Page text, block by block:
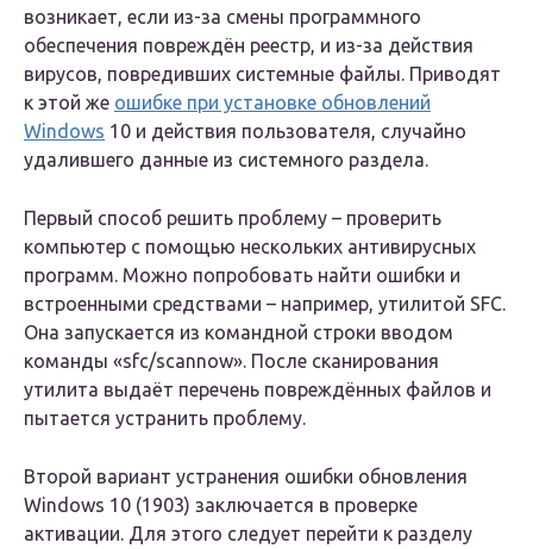
возникает, если из-за смены программного
обеспечения повреждён реестр, и из-за действия
вирусов, повредивших системные файлы. Приводят
к этой же ошибке при установке обновлений
Windows 10 и действия пользователя, случайно
удалившего данные из системного раздела.
Первый способ решить проблему – проверить
компьютер с помощью нескольких антивирусных
программ. Можно попробовать найти ошибки и
встроенными средствами – например, утилитой SFC.
Она запускается из командной строки вводом
команды «sfc/scannow». После сканирования
утилита выдаёт перечень повреждённых файлов и
пытается устранить проблему.
Второй вариант устранения ошибки обновления
Windows 10 (1903) заключается в проверке
активации. Для этого следует перейти к разделу